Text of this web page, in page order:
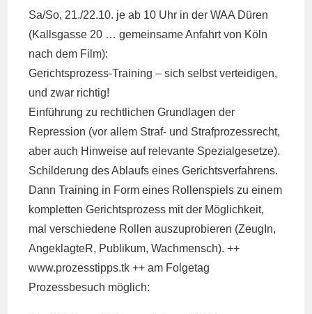
Sa/So, 21./22.10. je ab 10 Uhr in der WAA Düren
(Kallsgasse 20 … gemeinsame Anfahrt von Köln
nach dem Film):
Gerichtsprozess-Training – sich selbst verteidigen,
und zwar richtig!
Einführung zu rechtlichen Grundlagen der
Repression (vor allem Straf- und Strafprozessrecht,
aber auch Hinweise auf relevante Spezialgesetze).
Schilderung des Ablaufs eines Gerichtsverfahrens.
Dann Training in Form eines Rollenspiels zu einem
kompletten Gerichtsprozess mit der Möglichkeit,
mal verschiedene Rollen auszuprobieren (ZeugIn,
AngeklagteR, Publikum, Wachmensch). ++
www.prozesstipps.tk ++ am Folgetag
Prozessbesuch möglich: